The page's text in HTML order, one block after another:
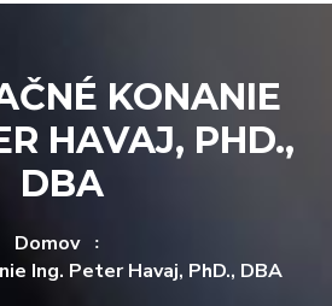
KONANIE
HAVAJ, PHD.,
DBA
Domov
Ing. Peter Havaj, PhD., DBA